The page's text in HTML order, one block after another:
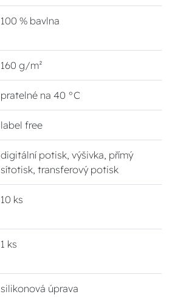
100 % bavlna
160 g/m²
pratelné na 40 °C
label free
digitální potisk, výšivka, přímý
sítotisk, transferový potisk
10 ks
1 ks
silikonová úprava